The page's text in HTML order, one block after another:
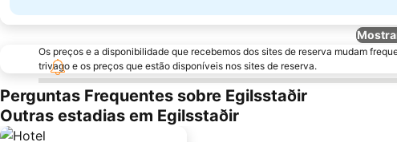
Os preços e a disponibilidade que recebemos dos sites de reserva mudam
trivago e os preços que estão disponíveis nos sites de reserva.
Perguntas Frequentes sobre Egilsstaðir
Outras estadias em Egilsstaðir